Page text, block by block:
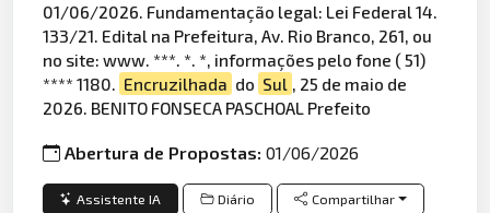
01/06/2026. Fundamentação legal: Lei Federal 14.
133/21. Edital na Prefeitura, Av. Rio Branco, 261, ou
no site: www. ***. *. *, informações pelo fone ( 51)
**** 1180. Encruzilhada do Sul , 25 de maio de
2026. BENITO FONSECA PASCHOAL Prefeito
Abertura de Propostas:01/06/2026
Assistente IA Diário Compartilhar